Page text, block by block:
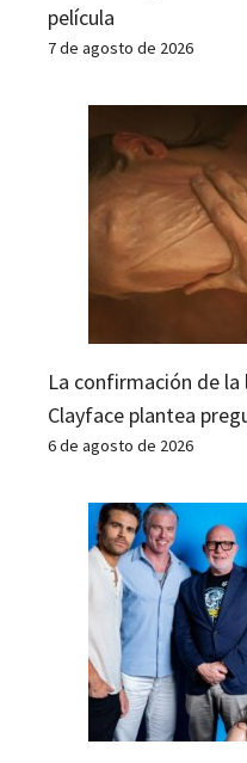
película
7 de agosto de 2026
La confirmación de
Clayface plantea
6 de agosto de 2026